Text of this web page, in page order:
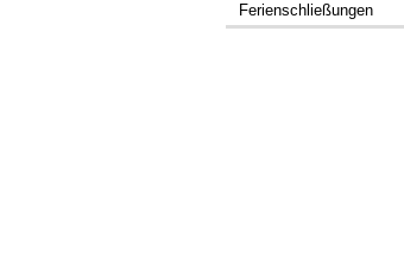
Ferienschließungen